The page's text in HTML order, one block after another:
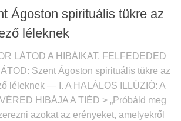
Ágoston spirituális tükre az
léleknek
LÁTOD A HIBÁIKAT, FELFEDEDED
Szent Ágoston spirituális tükre az
léleknek — I. A HALÁLOS ILLÚZIÓ: A
HIBÁJA A TIÉD > „Próbáld meg
azokat az erényeket, amelyekről